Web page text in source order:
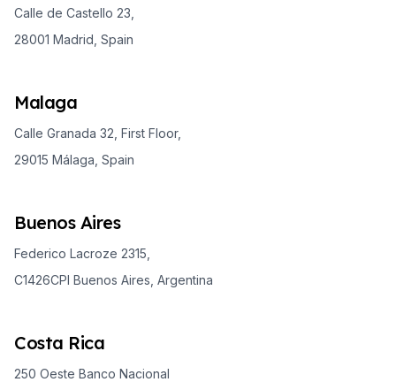
Calle de Castello 23,
28001 Madrid, Spain
Malaga
Calle Granada 32, First Floor,
29015 Málaga, Spain
Buenos Aires
Federico Lacroze 2315,
C1426CPI Buenos Aires, Argentina
Costa Rica
250 Oeste Banco Nacional